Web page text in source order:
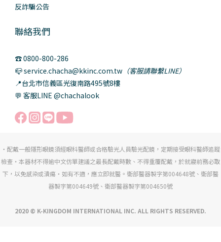
反詐騙公告
聯絡我們
☎️ 0800-800-286
📪 service.chacha@kkinc.com.tw （客服請聯繫LINE）
📍台北市信義區光復南路495號8樓
💬 客服LINE @chachalook
・配戴一般隱形眼鏡須經眼科醫師或合格驗光人員驗光配鏡，定期接受眼科醫師追蹤
檢查・本器材不得逾中文仿單建議之最長配戴時數、不得重覆配戴，於就寢前務必取
下，以免感染或潰瘍・如有不適，應立即就醫。衛部醫器製字第004648號、衛部醫
器製字第004649號、衛部醫器製字第004650號
2020 © K-KINGDOM INTERNATIONAL INC. ALL RIGHTS RESERVED.